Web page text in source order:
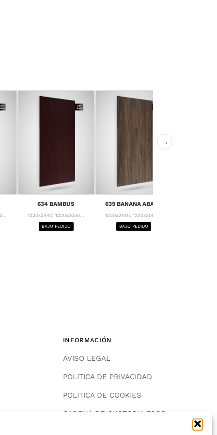
634 BAMBUS
1220x2440, 1220x3050...
BAJO PEDIDO
639 BANANA ABACA
1220x2440, 1220x3050...
BAJO PEDIDO
→
INFORMACIÓN
AVISO LEGAL
POLITICA DE PRIVACIDAD
POLITICA DE COOKIES
CADENA DE CUSTODIA FSC®